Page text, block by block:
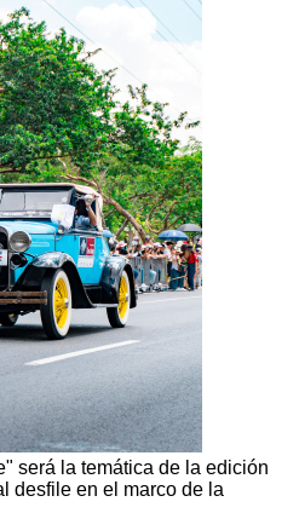
será la temática de la edición
desfile en el marco de la